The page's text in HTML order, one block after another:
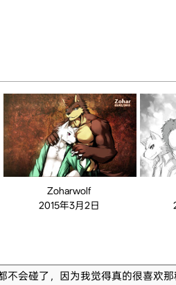
Zoharwolf
2015年3月2日
不会碰了，因为我觉得真的很喜欢